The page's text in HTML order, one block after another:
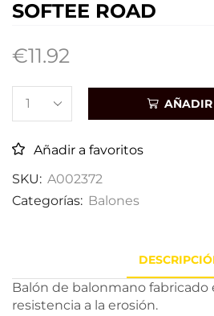
SOFTEE ROAD
€11.92
Añadir a favoritos
SKU: A002372
Categorías: Balones
Balón de balonmano fabricado
resistencia a la erosión.